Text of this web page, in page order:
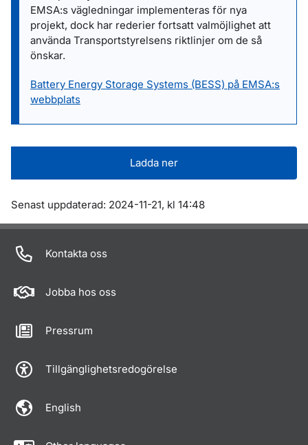
EMSA:s vägledningar implementeras för nya
projekt, dock har rederier fortsatt valmöjlighet att
använda Transportstyrelsens riktlinjer om de så
önskar.
Battery Energy Storage Systems (BESS) på EMSA:s
webbplats
Ladda ner
Om sidan
Senast uppdaterad: 2024-11-21, kl 14:48
Kontakta oss
Jobba hos oss
Pressrum
Tillgänglighetsredogörelse
English